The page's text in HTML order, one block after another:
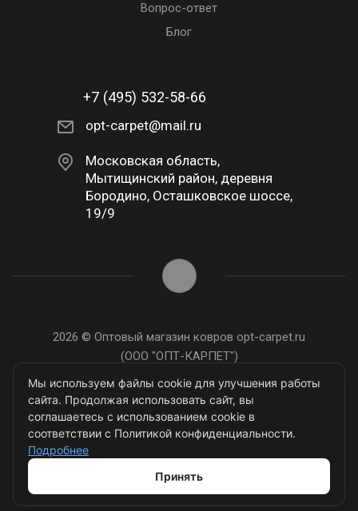
Вопрос-ответ
Блог
+7 (495) 532-58-66
opt-carpet@mail.ru
Московская область,
Мытищинский район, деревня
Бородино, Осташковское шоссе,
19/9
2026 © Оптовый магазин ковров opt-carpet.ru
(ООО "ОПТ-КАРПЕТ")
ИНН: 7743907105
Мы используем файлы cookie для улучшения работы
сайта. Продолжая использовать сайт, вы
соглашаетесь с использованием cookie в
соответствии с Политикой конфиденциальности.
Подробнее
Принять